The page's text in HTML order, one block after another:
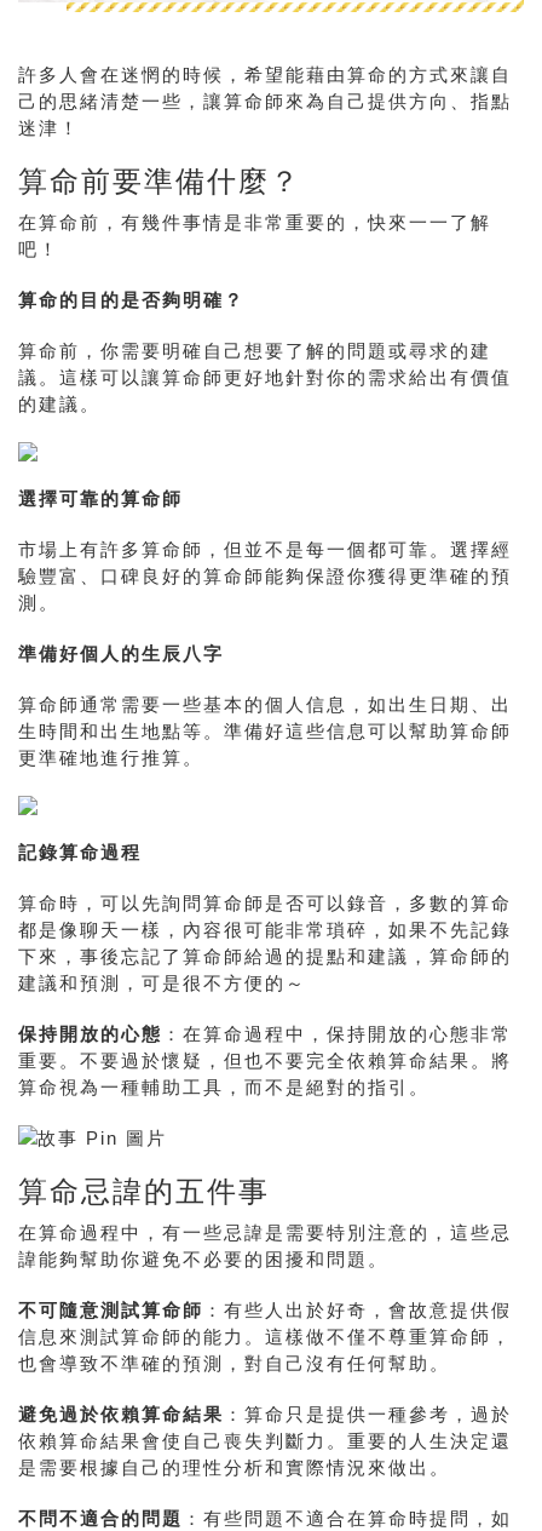
許多人會在迷惘的時候，希望能藉由算命的方式來讓自
己的思緒清楚一些，讓算命師來為自己提供方向、指點
迷津！
算命前要準備什麼？
在算命前，有幾件事情是非常重要的，快來一一了解
吧！
算命的目的是否夠明確？
算命前，你需要明確自己想要了解的問題或尋求的建
議。這樣可以讓算命師更好地針對你的需求給出有價值
的建議。
選擇可靠的算命師
市場上有許多算命師，但並不是每一個都可靠。選擇經
驗豐富、口碑良好的算命師能夠保證你獲得更準確的預
測。
準備好個人的生辰八字
算命師通常需要一些基本的個人信息，如出生日期、出
生時間和出生地點等。準備好這些信息可以幫助算命師
更準確地進行推算。
記錄算命過程
算命時，可以先詢問算命師是否可以錄音，多數的算命
都是像聊天一樣，內容很可能非常瑣碎，如果不先記錄
下來，事後忘記了算命師給過的提點和建議，算命師的
建議和預測，可是很不方便的～
保持開放的心態 ：在算命過程中，保持開放的心態非常
重要。不要過於懷疑，但也不要完全依賴算命結果。將
算命視為一種輔助工具，而不是絕對的指引。
算命忌諱的五件事
在算命過程中，有一些忌諱是需要特別注意的，這些忌
諱能夠幫助你避免不必要的困擾和問題。
不可隨意測試算命師 ：有些人出於好奇，會故意提供假
信息來測試算命師的能力。這樣做不僅不尊重算命師，
也會導致不準確的預測，對自己沒有任何幫助。
避免過於依賴算命結果 ：算命只是提供一種參考，過於
依賴算命結果會使自己喪失判斷力。重要的人生決定還
是需要根據自己的理性分析和實際情況來做出。
不問不適合的問題 ：有些問題不適合在算命時提問，如